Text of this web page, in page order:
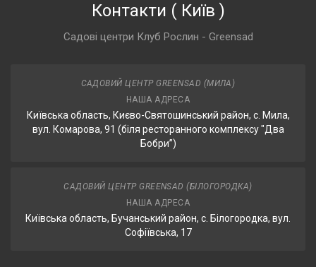
Контакти ( Київ )
Садові центри Клуб Рослин - Greensad
САДОВИЙ ЦЕНТР GREENSAD (МИЛА)
НАША АДРЕСА
Київська область, Києво-Святошинський район, с. Мила,
вул. Комарова, 91 (біля ресторанного комплексу "Два
Бобри”)
САДОВИЙ ЦЕНТР GREENSAD (БІЛОГОРОДКА)
НАША АДРЕСА
Київська область, Бучанський район, с. Білогородка, вул.
Софіївська, 17